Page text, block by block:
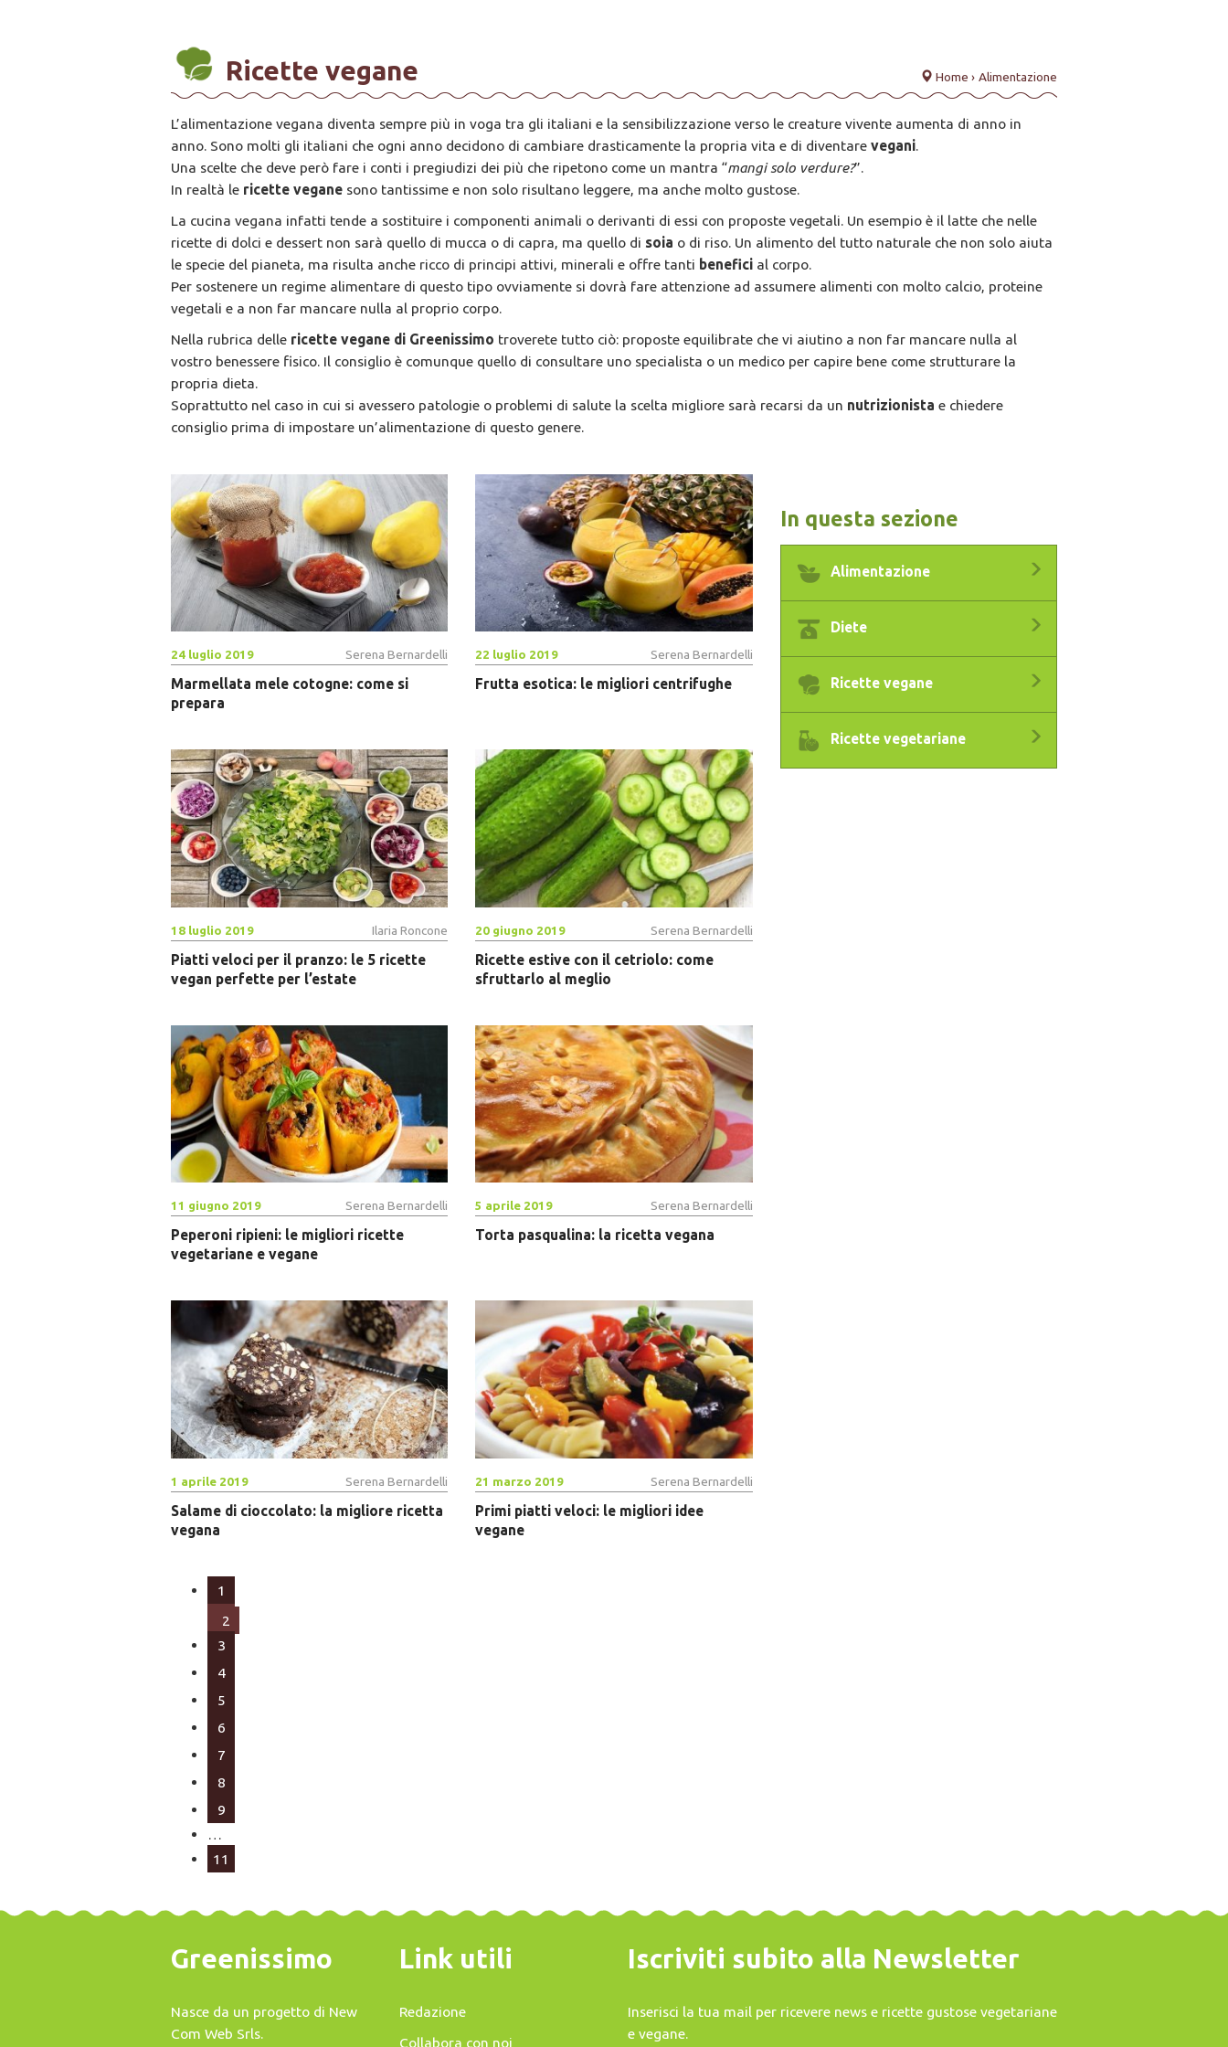
Home › Alimentazione
Ricette vegane
L’alimentazione vegana diventa sempre più in voga tra gli italiani e la sensibilizzazione verso le creature vivente aumenta di anno in
anno. Sono molti gli italiani che ogni anno decidono di cambiare drasticamente la propria vita e di diventare vegani.
Una scelte che deve però fare i conti i pregiudizi dei più che ripetono come un mantra “mangi solo verdure?”.
In realtà le ricette vegane sono tantissime e non solo risultano leggere, ma anche molto gustose.
La cucina vegana infatti tende a sostituire i componenti animali o derivanti di essi con proposte vegetali. Un esempio è il latte che nelle
ricette di dolci e dessert non sarà quello di mucca o di capra, ma quello di soia o di riso. Un alimento del tutto naturale che non solo aiuta
le specie del pianeta, ma risulta anche ricco di principi attivi, minerali e offre tanti benefici al corpo.
Per sostenere un regime alimentare di questo tipo ovviamente si dovrà fare attenzione ad assumere alimenti con molto calcio, proteine
vegetali e a non far mancare nulla al proprio corpo.
Nella rubrica delle ricette vegane di Greenissimo troverete tutto ciò: proposte equilibrate che vi aiutino a non far mancare nulla al
vostro benessere fisico. Il consiglio è comunque quello di consultare uno specialista o un medico per capire bene come strutturare la
propria dieta.
Soprattutto nel caso in cui si avessero patologie o problemi di salute la scelta migliore sarà recarsi da un nutrizionista e chiedere
consiglio prima di impostare un’alimentazione di questo genere.
24 luglio 2019 Serena Bernardelli
Marmellata mele cotogne: come si
prepara
22 luglio 2019 Serena Bernardelli
Frutta esotica: le migliori centrifughe
18 luglio 2019 Ilaria Roncone
Piatti veloci per il pranzo: le 5 ricette
vegan perfette per l’estate
20 giugno 2019 Serena Bernardelli
Ricette estive con il cetriolo: come
sfruttarlo al meglio
11 giugno 2019 Serena Bernardelli
Peperoni ripieni: le migliori ricette
vegetariane e vegane
5 aprile 2019 Serena Bernardelli
Torta pasqualina: la ricetta vegana
1 aprile 2019 Serena Bernardelli
Salame di cioccolato: la migliore ricetta
vegana
21 marzo 2019 Serena Bernardelli
Primi piatti veloci: le migliori idee
vegane
1
2
3
4
5
6
7
8
9
…
11
In questa sezione
Alimentazione
Diete
Ricette vegane
Ricette vegetariane
Greenissimo
Nasce da un progetto di New
Com Web Srls.
Link utili
Redazione
Collabora con noi
Iscriviti subito alla Newsletter
Inserisci la tua mail per ricevere news e ricette gustose vegetariane
e vegane.